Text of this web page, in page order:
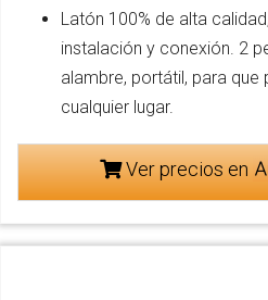
Latón 100% de alta
instalación y conexión. 2
alambre, portátil, para
cualquier lugar.
Ver precios en